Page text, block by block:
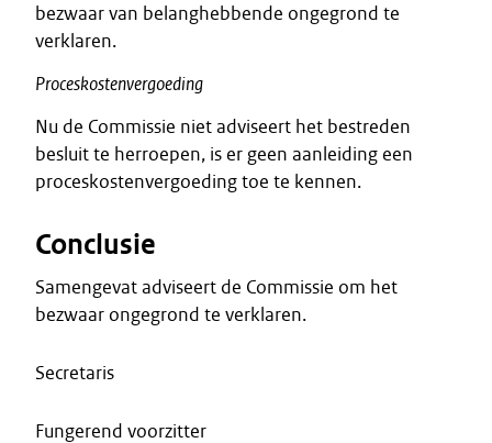
bezwaar van belanghebbende ongegrond te
verklaren.
Proceskostenvergoeding
Nu de Commissie niet adviseert het bestreden
besluit te herroepen, is er geen aanleiding een
proceskostenvergoeding toe te kennen.
Conclusie
Samengevat adviseert de Commissie om het
bezwaar ongegrond te verklaren.
Secretaris
Fungerend voorzitter